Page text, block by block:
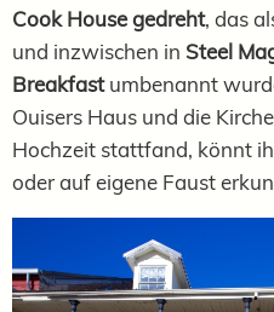
Cook House gedreht, das
und inzwischen in Steel
Breakfastumbenannt
Ouisers Haus und die
Hochzeit stattfand, könnt
oder auf eigene Faust